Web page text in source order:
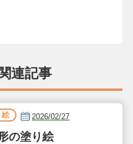
連記事
絵 2026/02/27
の塗り絵